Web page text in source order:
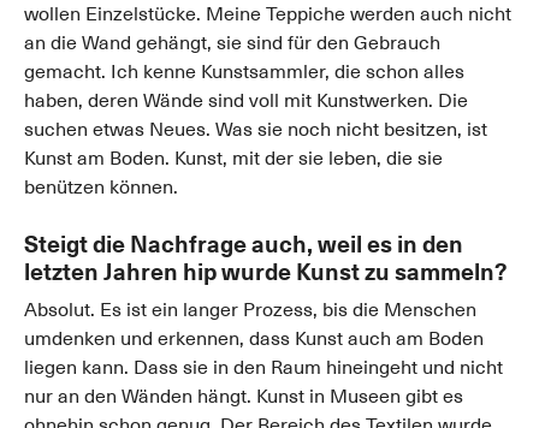
wollen Einzelstücke. Meine Teppiche werden auch nicht
an die Wand gehängt, sie sind für den Gebrauch
gemacht. Ich kenne Kunstsammler, die schon alles
haben, deren Wände sind voll mit Kunstwerken. Die
suchen etwas Neues. Was sie noch nicht besitzen, ist
Kunst am Boden. Kunst, mit der sie leben, die sie
benützen können.
Steigt die Nachfrage auch, weil es in den
letzten Jahren hip wurde Kunst zu sammeln?
Absolut. Es ist ein langer Prozess, bis die Menschen
umdenken und erkennen, dass Kunst auch am Boden
liegen kann. Dass sie in den Raum hineingeht und nicht
nur an den Wänden hängt. Kunst in Museen gibt es